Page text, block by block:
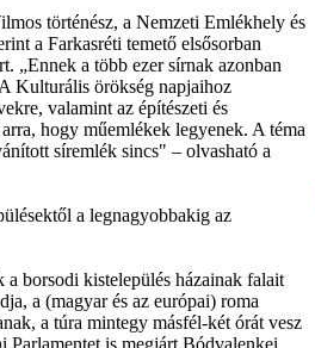
történész, a Nemzeti Emlékhely és
a Farkasréti temető elsősorban
„Ennek a több ezer sírnak azonban
Kulturális örökség napjaihoz
valamint az építészeti és
hogy műemlékek legyenek. A téma
síremlék sincs" – olvasható a
a legnagyobbakig az
borsodi kistelepülés házainak falait
a (magyar és az európai) roma
a túra mintegy másfél-két órát vesz
Parlamentet is megjárt Bódvalenkei